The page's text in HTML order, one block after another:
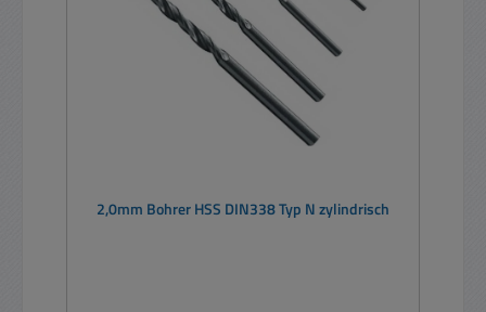
2,0mm Bohrer HSS DIN338 Typ N zylindrisch